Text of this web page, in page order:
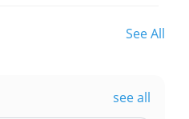
See All
see all